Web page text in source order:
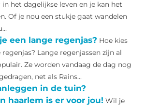
het dagelijkse leven en je kan het
Of je nou een stukje gaat wandelen
een lange regenjas? Hoe kies
regenjas? Lange regenjassen zijn al
Ze worden vandaag de dag nog
net als Rains...
in de tuin?
haarlem is er voor jou! Wil je